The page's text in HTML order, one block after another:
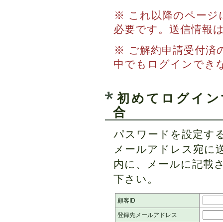
※ これ以降のページ
必要です。送信情報
※ ご解約申請受付済
中でもログインでき
初めてログイ
合
パスワードを設定す
メールアドレス宛に
内に、メールに記載
下さい。
顧客ID
登録先メールアドレス